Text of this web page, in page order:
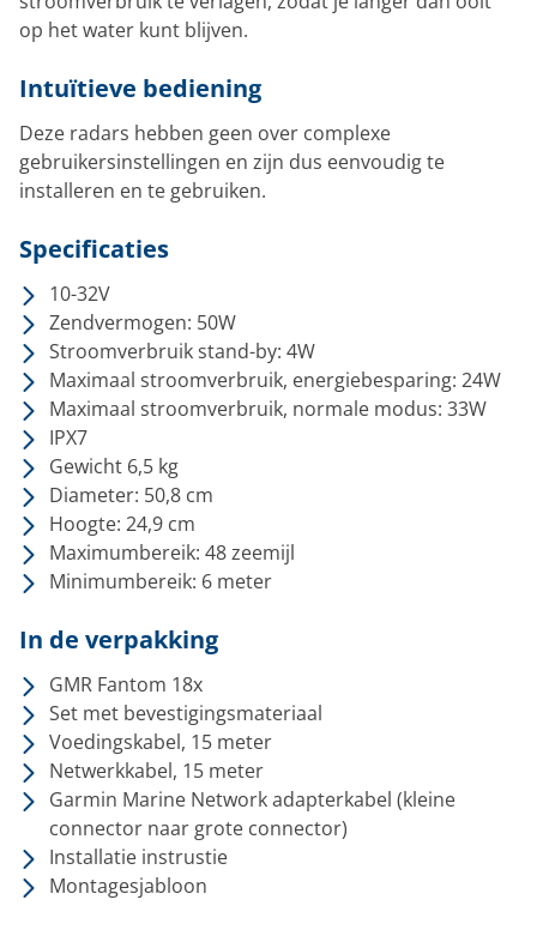
op het water kunt blijven.
Intuïtieve bediening
Deze radars hebben geen over complexe
gebruikersinstellingen en zijn dus eenvoudig te
installeren en te gebruiken.
Specificaties
10-32V
Zendvermogen: 50W
Stroomverbruik stand-by: 4W
Maximaal stroomverbruik, energiebesparing: 24W
Maximaal stroomverbruik, normale modus: 33W
IPX7
Gewicht 6,5 kg
Diameter: 50,8 cm
Hoogte: 24,9 cm
Maximumbereik: 48 zeemijl
Minimumbereik: 6 meter
In de verpakking
GMR Fantom 18x
Set met bevestigingsmateriaal
Voedingskabel, 15 meter
Netwerkkabel, 15 meter
Garmin Marine Network adapterkabel (kleine
connector naar grote connector)
Installatie instrustie
Montagesjabloon